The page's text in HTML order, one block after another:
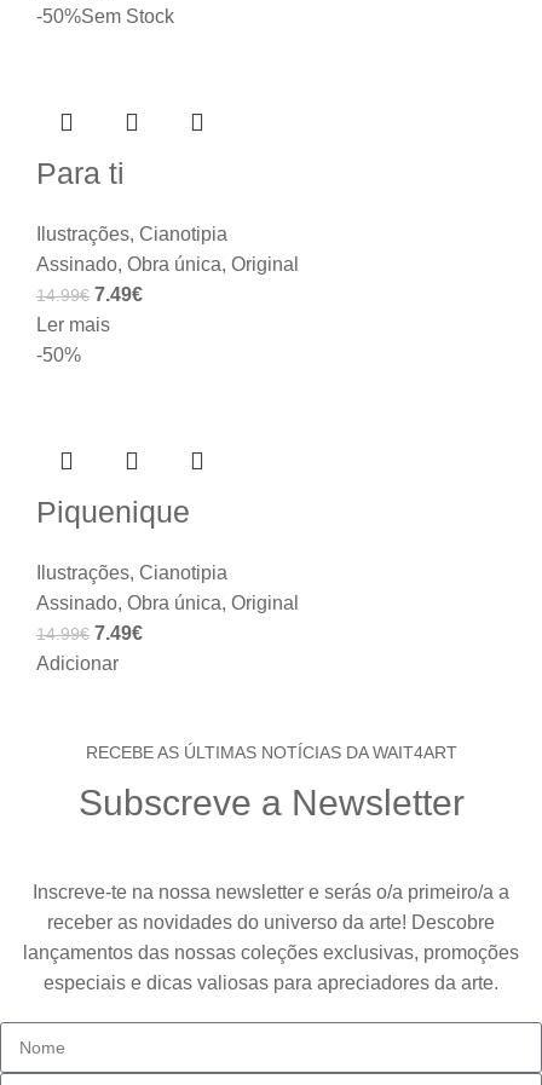
-50%Sem Stock
Para ti
Ilustrações, Cianotipia
Assinado, Obra única, Original
14.99€ 7.49€
Ler mais
-50%
Piquenique
Ilustrações, Cianotipia
Assinado, Obra única, Original
14.99€ 7.49€
Adicionar
RECEBE AS ÚLTIMAS NOTÍCIAS DA WAIT4ART
Subscreve a Newsletter
Inscreve-te na nossa newsletter e serás o/a primeiro/a a
receber as novidades do universo da arte! Descobre
lançamentos das nossas coleções exclusivas, promoções
especiais e dicas valiosas para apreciadores da arte.